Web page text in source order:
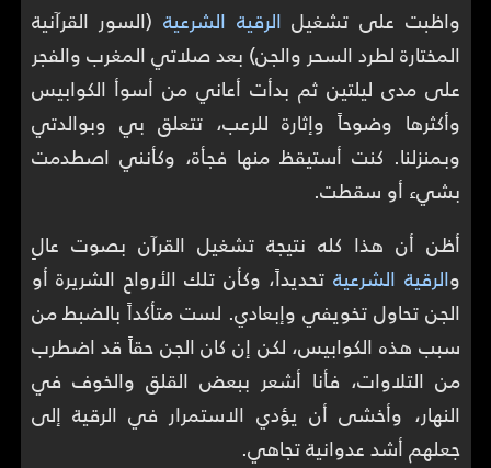
واظبت على تشغيل الرقية الشرعية (السور القرآنية
المختارة لطرد السحر والجن) بعد صلاتي المغرب والفجر
على مدى ليلتين ثم بدأت أعاني من أسوأ الكوابيس
وأكثرها وضوحاً وإثارة للرعب، تتعلق بي وبوالدتي
وبمنزلنا. كنت أستيقظ منها فجأة، وكأنني اصطدمت
بشيء أو سقطت.
أظن أن هذا كله نتيجة تشغيل القرآن بصوت عالٍ
والرقية الشرعية تحديداً، وكأن تلك الأرواح الشريرة أو
الجن تحاول تخويفي وإبعادي. لست متأكداً بالضبط من
سبب هذه الكوابيس، لكن إن كان الجن حقاً قد اضطرب
من التلاوات، فأنا أشعر ببعض القلق والخوف في
النهار، وأخشى أن يؤدي الاستمرار في الرقية إلى
جعلهم أشد عدوانية تجاهي.